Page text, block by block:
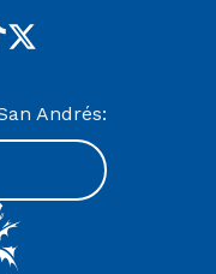
Andrés: